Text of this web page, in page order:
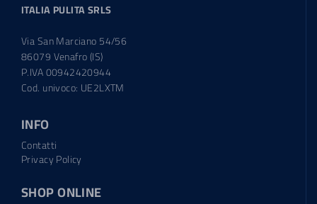
ITALIA PULITA SRLS
Via San Marciano 54/56
86079 Venafro (IS)
P.IVA 00942420944
Cod. univoco: UE2LXTM
INFO
Contatti
Privacy Policy
SHOP ONLINE